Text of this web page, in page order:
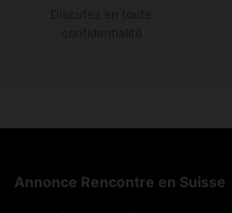
Annonce Rencontre en Suisse